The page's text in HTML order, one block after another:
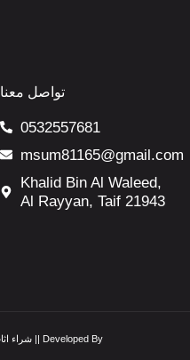
تواصل معنا
0532557681
msum81165@gmail.com
Khalid Bin Al Waleed,
Al Rayyan, Taif 21943